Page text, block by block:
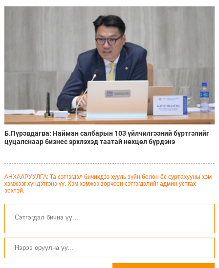
Б.Пүрэвдагва: Найман салбарын 103 үйлчилгээний бүртгэлийг
цуцалснаар бизнес эрхлэхэд таатай нөхцөл бүрдэнэ
АНХААРУУЛГА: Та сэтгэгдэл бичихдээ хууль зүйн болон ёс суртахууны хэм
хэмжээг хүндэтгэнэ үү. Хэм хэмжээ зөрчсөн сэтгэгдэлийг админ устгах
эрхтэй.